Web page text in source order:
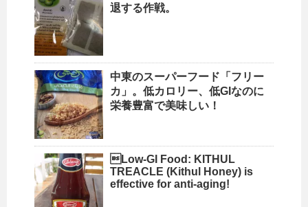
退する作戦。
中東のスーパーフード「フリー
カ」。低カロリー、低GIなのに
栄養豊富で美味しい！
Low-GI Food: KITHUL
TREACLE (Kithul Honey) is
effective for anti-aging!